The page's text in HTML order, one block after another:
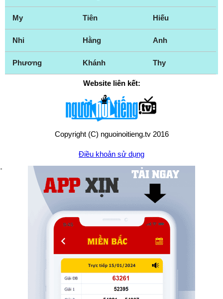
My Tiên Hiếu
Nhi Hằng Anh
Phương Khánh Thy
Website liên kết:
Copyright (C) nguoinoitieng.tv 2016
Điều khoản sử dụng
Liên hệ: mail.nguoinoitieng.tv@gmail.com